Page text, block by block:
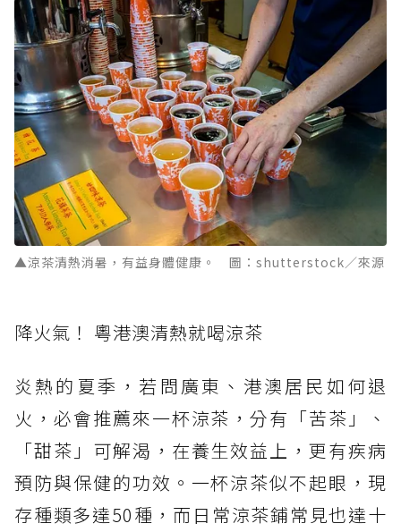
▲涼茶清熱消暑，有益身體健康。 圖：shutterstock／來源
降火氣！ 粵港澳清熱就喝涼茶
炎熱的夏季，若問廣東、港澳居民如何退
火，必會推薦來一杯涼茶，分有「苦茶」、
「甜茶」可解渴，在養生效益上，更有疾病
預防與保健的功效。一杯涼茶似不起眼，現
存種類多達50種，而日常涼茶鋪常見也達十